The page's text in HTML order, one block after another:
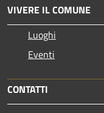
VIVERE IL COMUNE
Luoghi
Eventi
CONTATTI